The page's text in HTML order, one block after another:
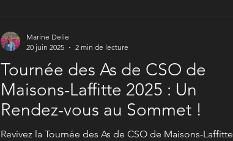
Tournée des As de CSO de
Maisons-Laffitte 2025 : Un
Rendez-vous au Sommet !
Revivez la Tournée des As de CSO de Maisons-Laffitte
Marine Delie
20 juin 2025
2 min de lecture